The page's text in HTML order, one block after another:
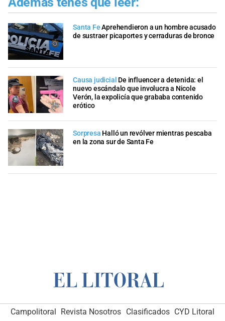
Santa Fe Aprehendieron a un hombre acusado
de sustraer picaportes y cerraduras de bronce
Causa judicial De influencer a detenida: el
nuevo escándalo que involucra a Nicole
Verón, la expolicía que grababa contenido
erótico
Sorpresa Halló un revólver mientras pescaba
en la zona sur de Santa Fe
Campolitoral Revista Nosotros Clasificados CYD Litoral